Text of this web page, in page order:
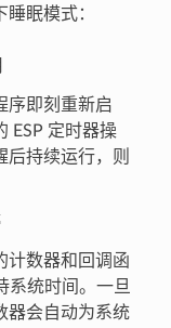
眠模式：
序即刻重新启
ESP 定时器操
后持续运行，则
计数器和回调函
系统时间。一旦
器会自动为系统